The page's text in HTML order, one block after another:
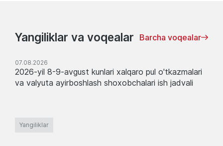
Yangiliklar va voqealar Barcha voqealar
07.08.2026
2026-yil 8-9-avgust kunlari xalqaro pul o'tkazmalari
va valyuta ayirboshlash shoxobchalari ish jadvali
Yangiliklar